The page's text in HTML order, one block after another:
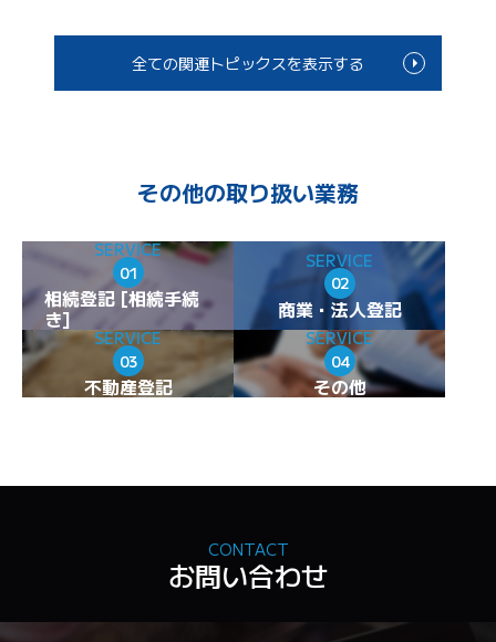
全ての関連トピックスを表示する
その他の取り扱い業務
SERVICE
01
相続登記 [相続手続
き]
SERVICE
02
商業・法人登記
SERVICE
03
不動産登記
SERVICE
04
その他
CONTACT
お問い合わせ